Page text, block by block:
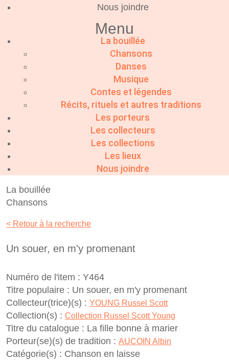
Nous joindre
Menu
La bouillée
Chansons
Danses
Musique
Contes et légendes
Récits, rituels et autres traditions
Les porteurs
Les collecteurs
Les collections
Les lieux
Nous joindre
La bouillée
Chansons
< Retour à la recherche
Un souer, en m'y promenant
Numéro de l'item : Y464
Titre populaire : Un souer, en m'y promenant
Collecteur(trice)(s) : YOUNG Russel Scott
Collection(s) : Collection Russel Scott Young
Titre du catalogue : La fille bonne à marier
Porteur(se)(s) de tradition : AUCOIN Albin
Catégorie(s) : Chanson en laisse